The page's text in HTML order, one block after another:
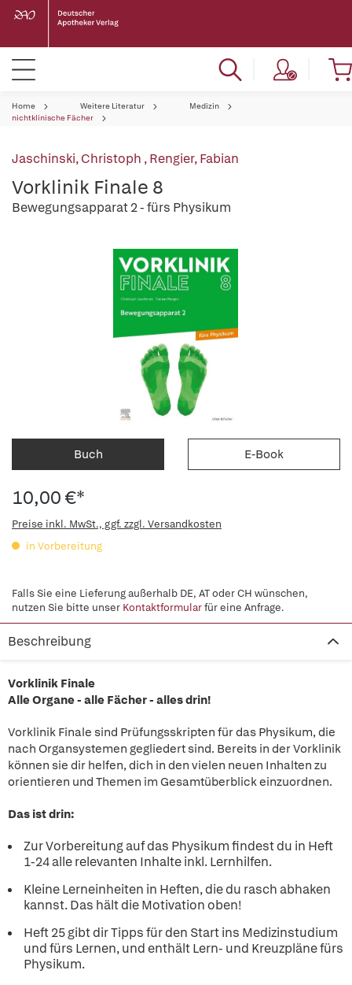
Home Weitere Literatur
Medizin
nichtklinische Fächer
Jaschinski, Christoph ,Rengier, Fabian
Vorklinik Finale 8
Bewegungsapparat 2 - fürs Physikum
Buch E-Book
10,00 €*
Preise inkl. MwSt., ggf. zzgl. Versandkosten
in Vorbereitung
Falls Sie eine Lieferung außerhalb DE, AT oder CH wünschen,
nutzen Sie bitte unser Kontaktformularfür eine Anfrage.
Beschreibung
Vorklinik Finale
Alle Organe - alle Fächer - alles drin!
Vorklinik Finale sind Prüfungsskripten für das Physikum, die
nach Organsystemen gegliedert sind. Bereits in der Vorklinik
können sie dir helfen, dich in den vielen neuen Inhalten zu
orientieren und Themen im Gesamtüberblick einzuordnen.
Das ist drin:
Zur Vorbereitung auf das Physikum findest du in Heft
1-24 alle relevanten Inhalte inkl. Lernhilfen.
Kleine Lerneinheiten in Heften, die du rasch abhaken
kannst. Das hält die Motivation oben!
Heft 25 gibt dir Tipps für den Start ins Medizinstudium
und fürs Lernen, und enthält Lern- und Kreuzpläne fürs
Physikum.